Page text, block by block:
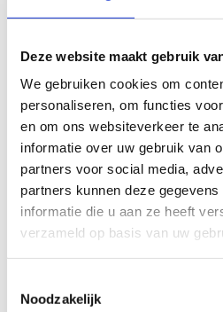
Deze website maakt gebruik
We gebruiken cookies om
personaliseren, om functies
en om ons websiteverkeer te
informatie over uw gebruik van
partners voor social media,
partners kunnen deze
informatie die u aan ze heeft
verzameld op basis van uw
Noodzakelijk
voor iedereen die een vraag
heeft met grensoverschrijdend
seksuele intimidatie (zie ook dit
VCP’s kunnen informeren over
mogelijk vervolgstappen of
gespecialiseerde
hetvertrouwenspunt sportvan
zijn om de inhoudelijke
telefonisch via het NTB-